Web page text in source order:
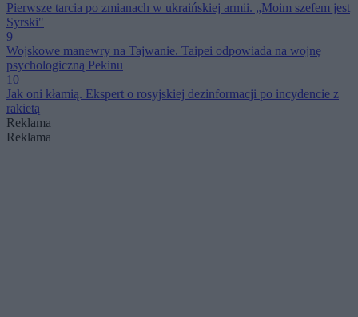
Pierwsze tarcia po zmianach w ukraińskiej armii. „Moim szefem jest
Syrski"
9
Wojskowe manewry na Tajwanie. Taipei odpowiada na wojnę
psychologiczną Pekinu
10
Jak oni kłamią. Ekspert o rosyjskiej dezinformacji po incydencie z
rakietą
Reklama
Reklama